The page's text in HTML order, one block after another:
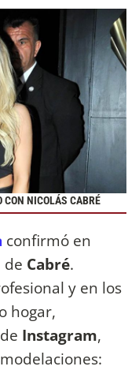
CON NICOLÁS CABRÉ
confirmó en
de Cabré.
y en los
hogar,
Instagram,